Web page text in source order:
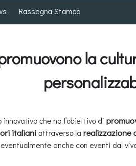
Rassegna Stampa
la
che ha l’obiettivo di
italiani attraverso la realizzazione
anche con eventi dal